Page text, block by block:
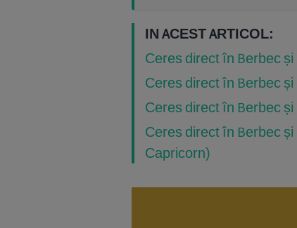
IN ACEST ARTICOL:
Ceres direct în Berbec
Ceres direct în Berbec
Ceres direct în Berbec
Ceres direct în Berbec
Capricorn)